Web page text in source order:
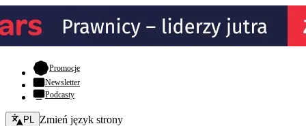
Promocje- otwiera się w nowej karcie
Newsletter
Podcasty
Zmień język - bieżący:
PL Zmień język strony